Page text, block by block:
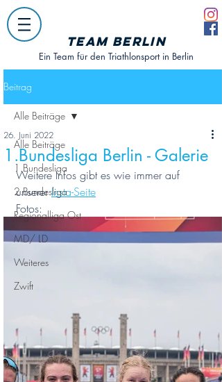
Team Berlin
Ein Team für den Triathlonsport in Berlin
Beitrag
Alle Beiträge
1.Bundesliga
2.Bundesliga
Regionalliga Ost
MD/ LD
Weiteres
Zwift
Alle Beiträge
1.Bundesliga Berlin - Galerie
26. Juni 2022
Weitere Infos gibt es wie immer auf
unserer Insta-Seite
Fotos: